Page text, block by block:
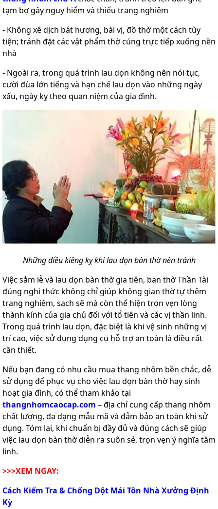
tạm bợ gây nguy hiểm và thiếu trang nghiêm
- Không xê dịch bát hương, bài vị, đồ thờ một cách tùy
tiện; tránh đặt các vật phẩm thờ cúng trực tiếp xuống nền
nhà
- Ngoài ra, trong quá trình lau dọn không nên nói tục,
cười đùa lớn tiếng và hạn chế lau dọn vào những ngày
xấu, ngày kỵ theo quan niệm của gia đình.
Những điều kiêng kỵ khi lau dọn bàn thờ nên tránh
Việc sắm lễ và lau dọn bàn thờ gia tiên, ban thờ Thần Tài
đúng nghi thức không chỉ giúp không gian thờ tự thêm
trang nghiêm, sạch sẽ mà còn thể hiện trọn vẹn lòng
thành kính của gia chủ đối với tổ tiên và các vị thần linh.
Trong quá trình lau dọn, đặc biệt là khi vệ sinh những vị
trí cao, việc sử dụng dụng cụ hỗ trợ an toàn là điều rất
cần thiết.
Nếu bạn đang có nhu cầu mua thang nhôm bền chắc, dễ
sử dụng để phục vụ cho việc lau dọn bàn thờ hay sinh
hoạt gia đình, có thể tham khảo tại
thangnhomcaocap.com – địa chỉ cung cấp thang nhôm
chất lượng, đa dạng mẫu mã và đảm bảo an toàn khi sử
dụng. Tóm lại, khi chuẩn bị đầy đủ và đúng cách sẽ giúp
việc lau dọn bàn thờ diễn ra suôn sẻ, trọn vẹn ý nghĩa tâm
linh.
>>>XEM NGAY:
Cách Kiểm Tra & Chống Dột Mái Tôn Nhà Xưởng Định
Kỳ